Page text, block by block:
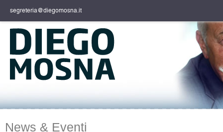
segreteria@diegomosna.it
News & Eventi